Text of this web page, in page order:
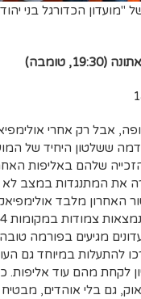
"מועדון הכדורגל בני
טומבה)
אבל רק אחרי
ששלטון היחיד של
שלהם באליפות
את המתנגדות במצב
האחרון מלבד
מגיעים בפורמה
להתעלות במיוחד גם
לקחת מהם עוד אליפות.
גם בלי אוהדים,